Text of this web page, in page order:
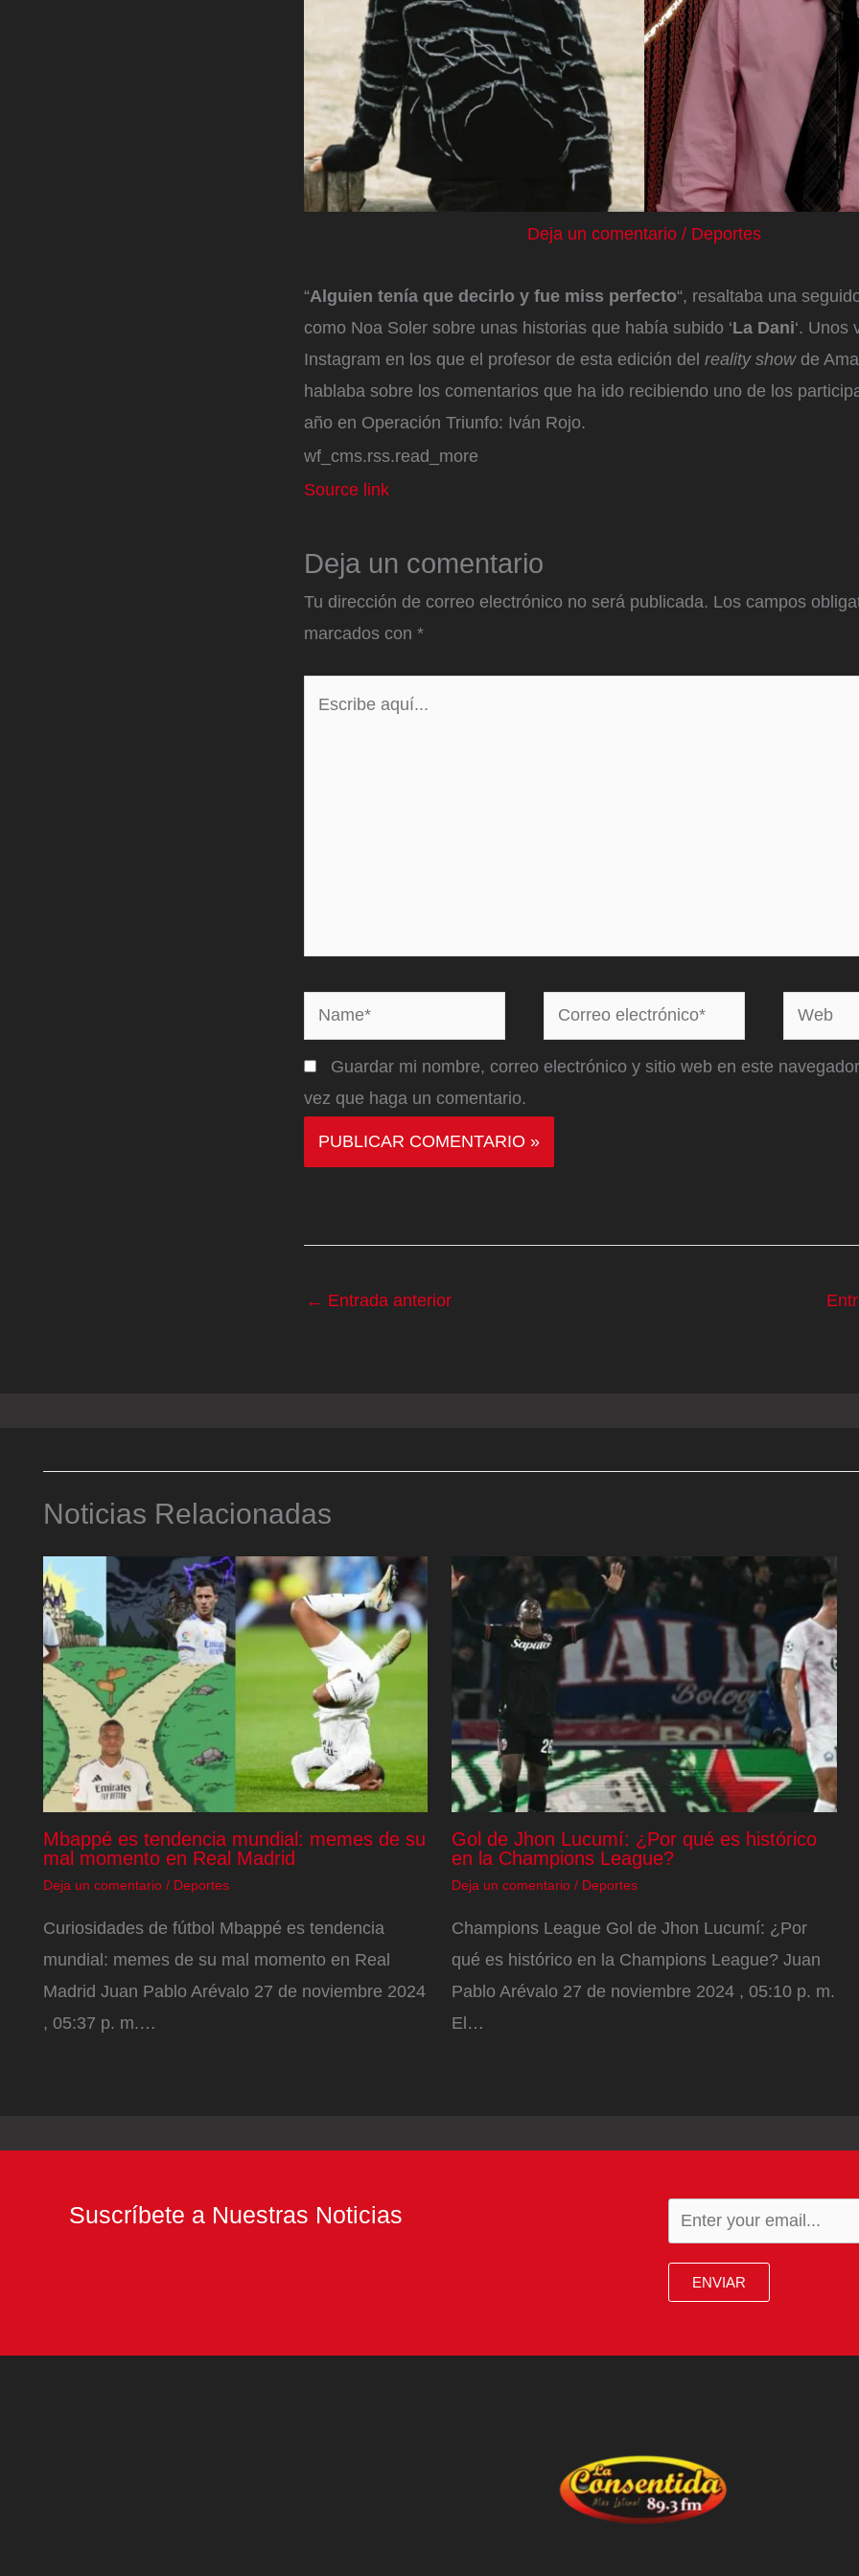
Deja un comentario / Deportes
“Alguien tenía que decirlo y fue miss perfecto“, resaltaba una
como Noa Soler sobre unas historias que había subido ‘La Dani‘. Unos
Instagram en los que el profesor de esta edición del reality showde
hablaba sobre los comentarios que ha ido recibiendo uno de los
año en Operación Triunfo: Iván Rojo.
wf_cms.rss.read_more
Source link
Deja un comentario
Tu dirección de correo electrónico no será publicada. Los campos
marcados con *
Name*
Correo
electrónico*
Web
Guardar mi nombre, correo electrónico y sitio web en este
vez que haga un comentario.
← Entrada anterior
Noticias Relacionadas
Mbappé es tendencia mundial: memes de su
mal momento en Real Madrid
Deja un comentario / Deportes
Curiosidades de fútbol Mbappé es tendencia
mundial: memes de su mal momento en Real
Madrid Juan Pablo Arévalo 27 de noviembre 2024
, 05:37 p. m.…
Gol de Jhon Lucumí: ¿Por qué es histórico
en la Champions League?
Deja un comentario / Deportes
Champions League Gol de Jhon Lucumí: ¿Por
qué es histórico en la Champions League? Juan
Pablo Arévalo 27 de noviembre 2024 , 05:10 p. m.
El…
Suscríbete a Nuestras Noticias
ENVIAR